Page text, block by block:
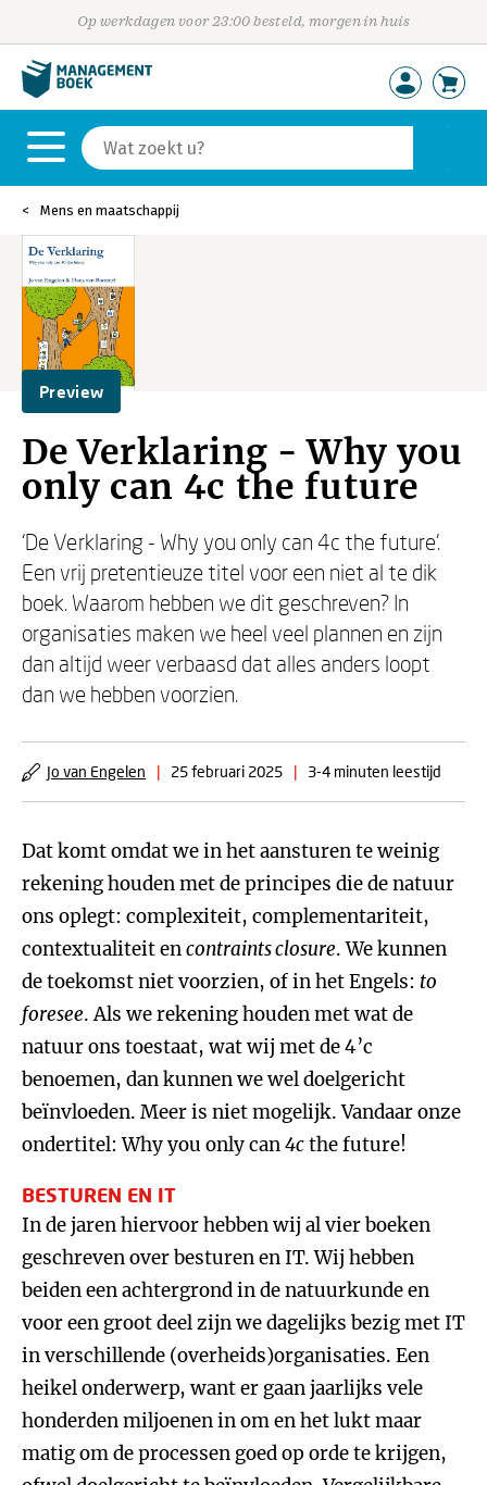
Op werkdagen voor 23:00 besteld, morgen in huis
Mens en maatschappij
Preview
De Verklaring - Why you
only can 4c the future
‘De Verklaring - Why you only can 4c the future’.
Een vrij pretentieuze titel voor een niet al te dik
boek. Waarom hebben we dit geschreven? In
organisaties maken we heel veel plannen en zijn
dan altijd weer verbaasd dat alles anders loopt
dan we hebben voorzien.
Jo van Engelen | 25 februari 2025 | 3-4 minuten leestijd
Dat komt omdat we in het aansturen te weinig
rekening houden met de principes die de natuur
ons oplegt: complexiteit, complementariteit,
contextualiteit encontraints closure. We kunnen
de toekomst niet voorzien, of in het Engels: to
foresee. Als we rekening houden met wat de
natuur ons toestaat, wat wij met de 4’c
benoemen, dan kunnen we wel doelgericht
beïnvloeden. Meer is niet mogelijk. Vandaar onze
ondertitel: Why you only can4cthe future!
BESTUREN EN IT
In de jaren hiervoor hebben wij al vier boeken
geschreven over besturen en IT. Wij hebben
beiden een achtergrond in de natuurkunde en
voor een groot deel zijn we dagelijks bezig met IT
in verschillende (overheids)organisaties. Een
heikel onderwerp, want er gaan jaarlijks vele
honderden miljoenen in om en het lukt maar
matig om de processen goed op orde te krijgen,